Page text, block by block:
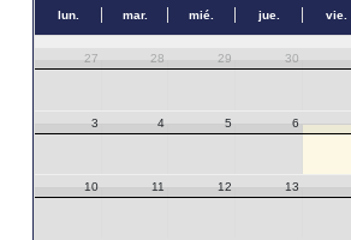
lun. mar. mié. jue. vie.
27 28 29 30
3 4 5 6
10 11 12 13